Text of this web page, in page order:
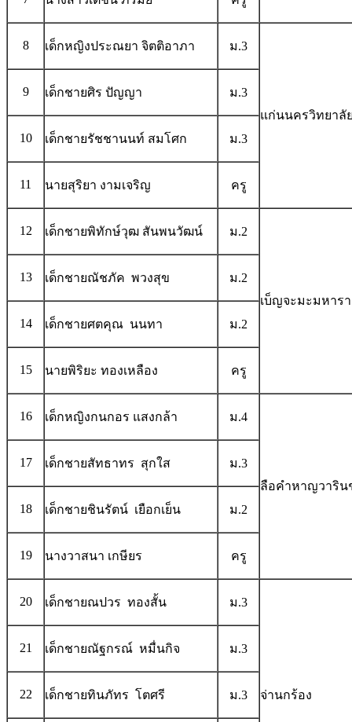
8 เด็กหญิงประณยา จิตติอาภา ม.3
แก่นนครวิทยาลั
9 เด็กชายศิร ปัญญา ม.3
10 เด็กชายรัชชานนท์ สมโศก ม.3
11 นายสุริยา งามเจริญ ครู
12 เด็กชายพิทักษ์วุฒ สันพนวัฒน์ ม.2
เบ็ญจะมะมหาร
13 เด็กชายณัชภัค พวงสุข ม.2
14 เด็กชายศตคุณ นนทา ม.2
15 นายพิริยะ ทองเหลือง ครู
16 เด็กหญิงกนกอร แสงกล้า ม.4
ลือคำหาญวาริน
17 เด็กชายสัทธาทร สุกใส ม.3
18 เด็กชายชินรัตน์ เยือกเย็น ม.2
19 นางวาสนา เกษียร ครู
20 เด็กชายณปวร ทองสั้น ม.3
จ่านกร้อง
21 เด็กชายณัฐกรณ์ หมื่นกิจ ม.3
22 เด็กชายทินภัทร โตศรี ม.3